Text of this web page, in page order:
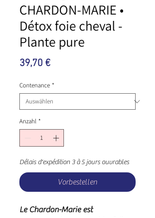
CHARDON-MARIE •
Détox foie cheval -
Plante pure
39,70 €Preis
Contenance *
Anzahl *
Délais d'expédition 3 à 5 jours ouvrables
Vorbestellen
Le Chardon-Marie est